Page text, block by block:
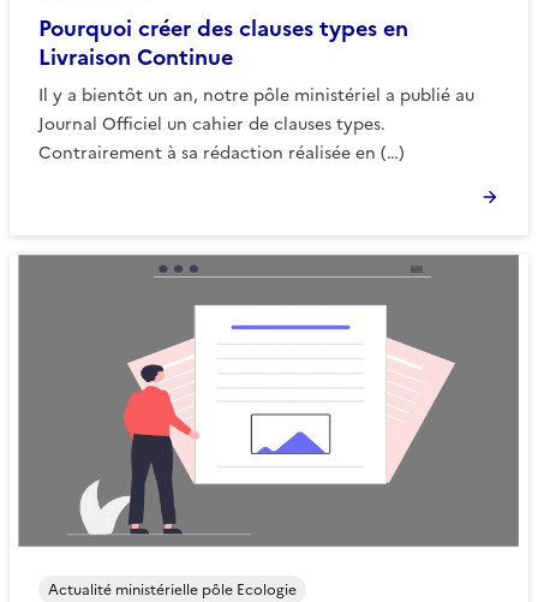
Pourquoi créer des clauses types en
Livraison Continue
Il y a bientôt un an, notre pôle ministériel a publié au
Journal Officiel un cahier de clauses types.
Contrairement à sa rédaction réalisée en (…)
Actualité ministérielle pôle Ecologie